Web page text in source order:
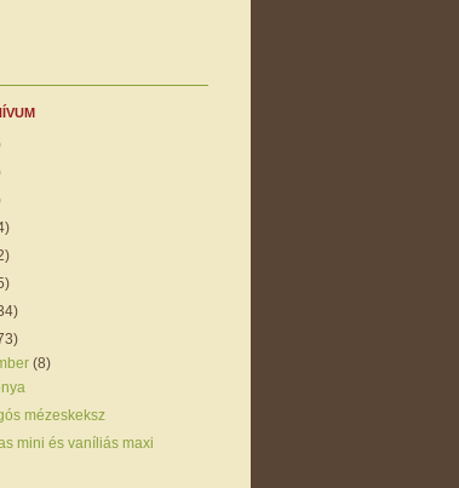
(8)
mézeskeksz
mini és vaníliás maxi